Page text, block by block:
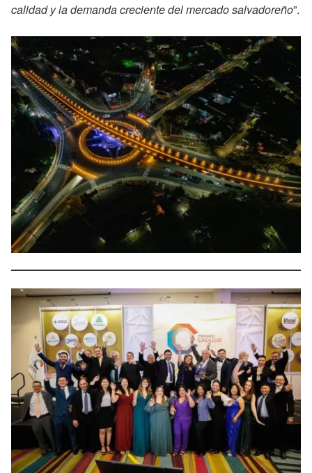
calidad y la demanda creciente del mercado salvadoreño”.